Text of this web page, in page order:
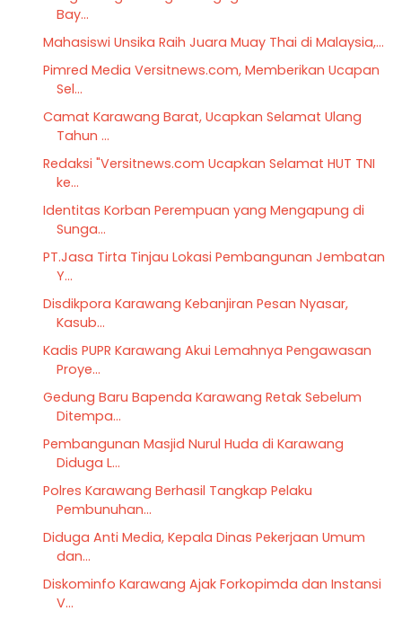
Bay...
Mahasiswi Unsika Raih Juara Muay Thai di Malaysia,...
Pimred Media Versitnews.com, Memberikan Ucapan
Sel...
Camat Karawang Barat, Ucapkan Selamat Ulang
Tahun ...
Redaksi "Versitnews.com Ucapkan Selamat HUT TNI
ke...
Identitas Korban Perempuan yang Mengapung di
Sunga...
PT.Jasa Tirta Tinjau Lokasi Pembangunan Jembatan
Y...
Disdikpora Karawang Kebanjiran Pesan Nyasar,
Kasub...
Kadis PUPR Karawang Akui Lemahnya Pengawasan
Proye...
Gedung Baru Bapenda Karawang Retak Sebelum
Ditempa...
Pembangunan Masjid Nurul Huda di Karawang
Diduga L...
Polres Karawang Berhasil Tangkap Pelaku
Pembunuhan...
Diduga Anti Media, Kepala Dinas Pekerjaan Umum
dan...
Diskominfo Karawang Ajak Forkopimda dan Instansi
V...